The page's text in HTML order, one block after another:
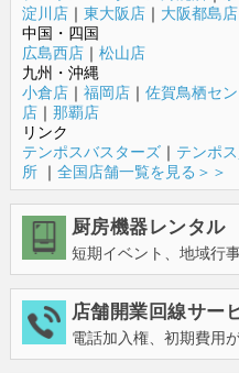
淀川店｜ 東大阪店｜ 大阪都島店
中国・四国
広島西店｜ 松山店
九州・沖縄
小倉店｜ 福岡店｜ 佐賀鳥栖セ
店｜ 那覇店
リンク
テンポスバスターズ｜ テンポ
所｜ 全国店舗一覧を見る＞＞
厨房機器レンタル
短期イベント、地域行
店舗開業回線サー
電話加入権、初期費用